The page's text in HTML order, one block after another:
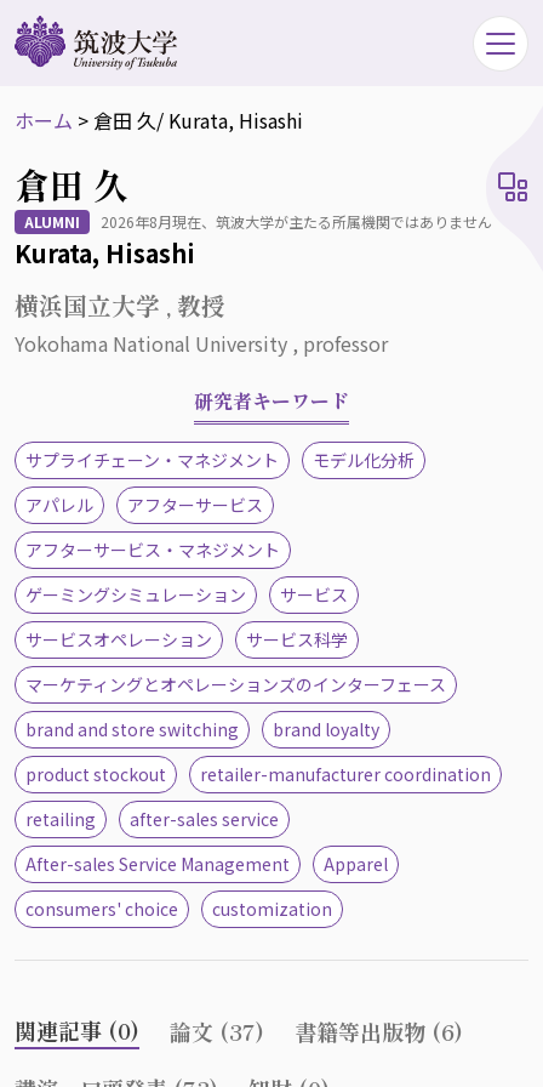
ホーム > 倉田 久/ Kurata, Hisashi
倉田 久
ALUMNI 2026年8月現在、筑波大学が主たる所属機関ではありません
Kurata, Hisashi
横浜国立大学 , 教授
Yokohama National University , professor
研究者キーワード
サプライチェーン・マネジメント
モデル化分析
アパレル
アフターサービス
アフターサービス・マネジメント
ゲーミングシミュレーション
サービス
サービスオペレーション
サービス科学
マーケティングとオペレーションズのインターフェース
brand and store switching
brand loyalty
product stockout
retailer-manufacturer coordination
retailing
after-sales service
After-sales Service Management
Apparel
consumers' choice
customization
関連記事 (0) 論文 (37)
書籍等出版物 (6)